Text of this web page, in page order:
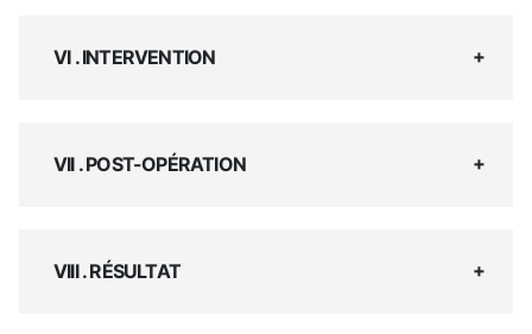
VI . INTERVENTION
VII . POST-OPÉRATION
VIII . RÉSULTAT